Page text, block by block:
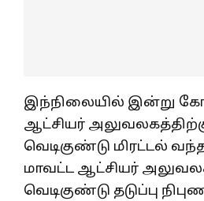
இந்நிலையில் இன்று
ஆட்சியர்
வெடிகுண்டு மிரட்டல்
மாவட்ட ஆட்சியர்
வெடிகுண்டு தடுப்பு